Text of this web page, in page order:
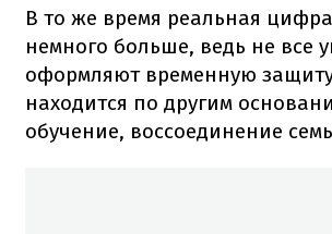
В то же время реальная
немного больше, ведь не все
оформляют временную
находится по другим
обучение, воссоединение